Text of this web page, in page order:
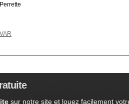
Perrette
VAR
sur notre site et louez facilement